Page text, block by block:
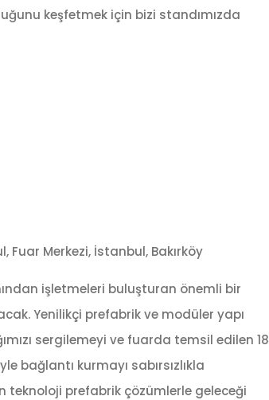
keşfetmek için bizi standımızda
Fuar Merkezi, İstanbul, Bakırköy
işletmeleri buluşturan önemli bir
Yenilikçi prefabrik ve modüler yapı
sergilemeyi ve fuarda temsil edilen 18
bağlantı kurmayı sabırsızlıkla
teknoloji prefabrik çözümlerle geleceği